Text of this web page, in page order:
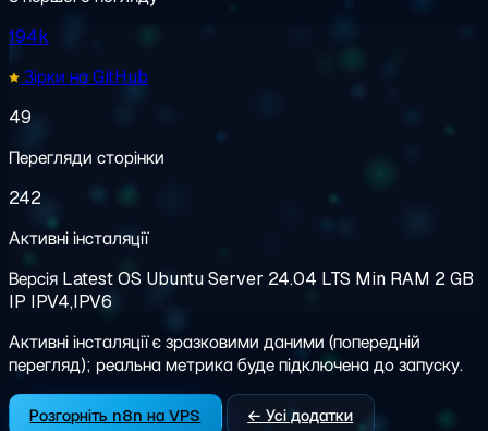
194k
Зірки на GitHub
49
Перегляди сторінки
242
Активні інсталяції
Версія LatestOS Ubuntu Server 24.04 LTS Min RAM 2 GB
IP IPV4,IPV6
Активні інсталяції є зразковими даними (попередній
перегляд); реальна метрика буде підключена до запуску.
Розгорніть n8n на VPS ← Усі додатки